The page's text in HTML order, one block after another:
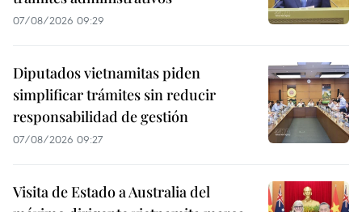
07/08/2026 09:29
Diputados vietnamitas piden
simplificar trámites sin reducir
responsabilidad de gestión
07/08/2026 09:27
Visita de Estado a Australia del